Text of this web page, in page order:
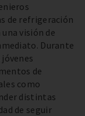
de refrigeración
visión de
Durante
de
como
distintas
de seguir